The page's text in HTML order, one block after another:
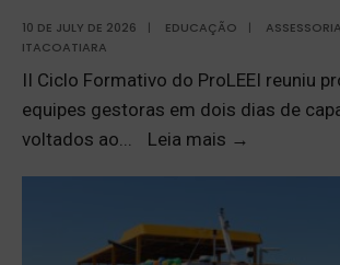
10 DE JULY DE 2026 | EDUCAÇÃO |
ITACOATIARA
II Ciclo Formativo do ProLEEI reuniu
equipes gestoras em dois dias de
voltados ao... Leia mais →